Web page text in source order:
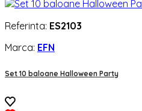
Referinta: ES2103
Marca: EFN
Set 10 baloane Halloween Party